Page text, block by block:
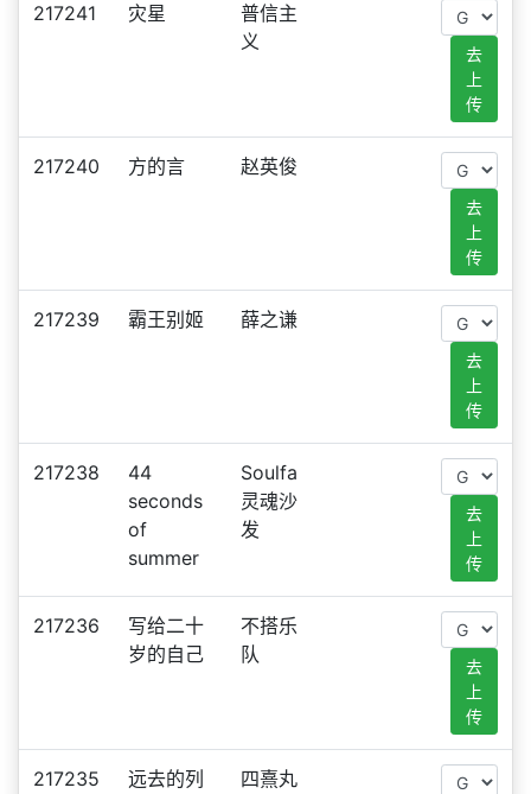
217241 灾星
普信主
义
去
上
传
217240 方的言 赵英俊
去
上
传
217239 霸王别姬 薛之谦
去
上
传
217238
44
seconds
of
summer
Soulfa
灵魂沙
发
去
上
传
217236
写给二十
岁的自己
不搭乐
队
去
上
传
217235
远去的列
四熹丸